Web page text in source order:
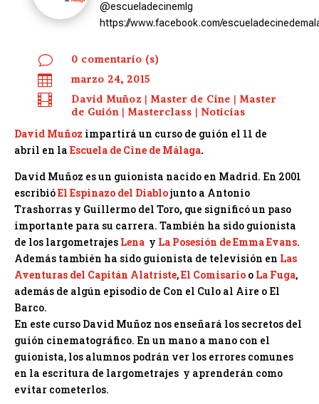
@escueladecinemlg
https://www.facebook.com/
v 0 comentario (s)
 marzo 24, 2015
 David Muñoz | Master de Cine | Master
de Guión| Masterclass | Noticias
David Muñoz impartirá un curso de guión el 11 de
abril en la Escuela de Cine de Málaga.
David Muñoz es un guionista nacido en Madrid. En 2001
escribióEl Espinazo del Diablojunto a Antonio
Trashorras y Guillermo del Toro, que significó un paso
importante para su carrera. También ha sido guionista
de los largometrajes Lena y La Posesión de Emma Evans.
Además también ha sido guionista de televisión en Las
Aventuras del Capitán Alatriste,El Comisario o La Fuga,
además de algún episodio de Con el Culo al Aire o El
Barco.
En este curso David Muñoz nos enseñará los secretos del
guión cinematográfico. En un mano a mano con el
guionista, los alumnos podrán ver los errores comunes
en la escritura de largometrajes y aprenderán como
evitar cometerlos.